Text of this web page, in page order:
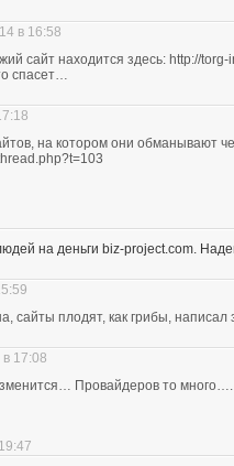
в 16:58
сайт находится здесь: http://
спасет…
на котором они обманывают
на деньги biz-project.com.
сайты плодят, как грибы,
17:08
Провайдеров то много….